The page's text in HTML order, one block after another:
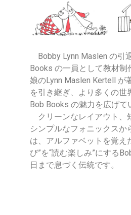
Bobby Lynn Maslen の引
Books の一員として教材制
娘のLynn Maslen Kertell が
を引き継ぎ、より多くの世
Bob Books の魅力を広げて
クリーンなレイアウト、
シンプルなフォニックスか
は、アルファベットを覚え
び”を“読む楽しみ”にする
日まで息づく伝統です。